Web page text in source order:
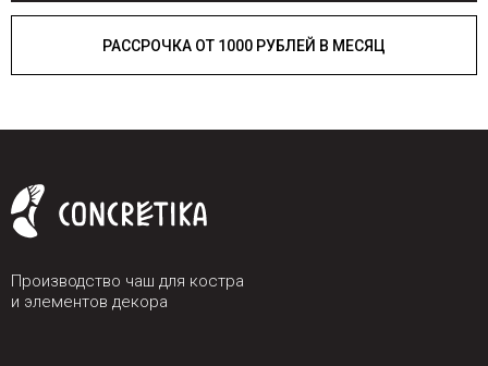
РАССРОЧКА ОТ 1000 РУБЛЕЙ В МЕСЯЦ
Производство чаш для костра
и элементов декора